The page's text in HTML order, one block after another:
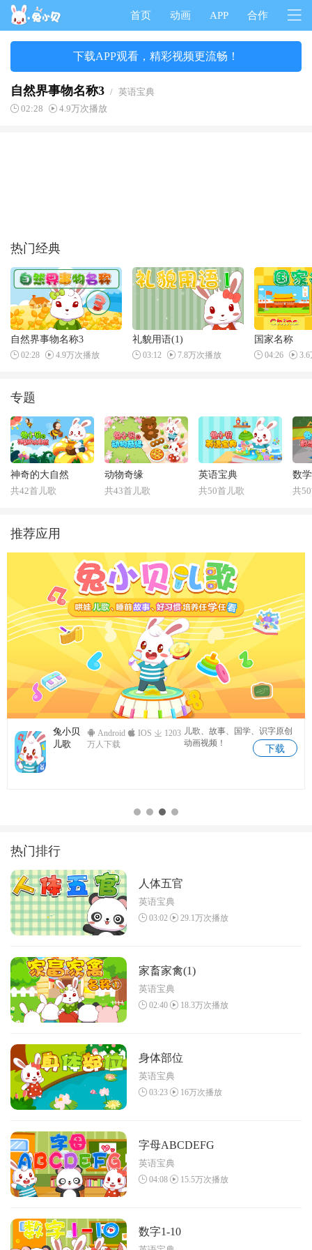
首页 动画 APP 合作
下载APP观看，精彩视频更流畅！
自然界事物名称3 / 英语宝典
02:28
4.9万次播放
热门经典
自然界事物名称3
02:28 4.9万次播放
礼貌用语(1)
03:12 7.8万次播放
国家名称
04:26
专题
神奇的大自然
共42首儿歌
动物奇缘
共43首儿歌
英语宝典
共50首儿歌
数
共
推荐应用
兔小贝
儿歌
Android IOS
1203
万人下载
儿歌、故事、国学、识字原创
动画视频！
下载
热门排行
人体五官
英语宝典
03:02 29.1万次播放
家畜家禽(1)
英语宝典
02:40 18.3万次播放
身体部位
英语宝典
03:23 16万次播放
字母ABCDEFG
英语宝典
04:08 15.5万次播放
数字1-10